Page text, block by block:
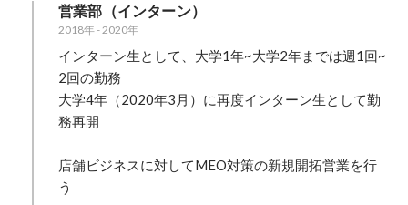
営業部（インターン）
2018年-2020年
インターン生として、大学1年~大学2年までは週1回~
2回の勤務
大学4年（2020年3月）に再度インターン生として勤
務再開
店舗ビジネスに対してMEO対策の新規開拓営業を行
う